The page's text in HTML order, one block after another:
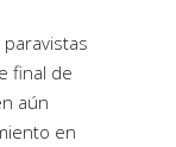
paravistas
final de
aún
en